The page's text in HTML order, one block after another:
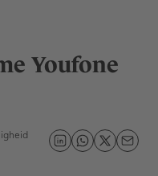
Youfone